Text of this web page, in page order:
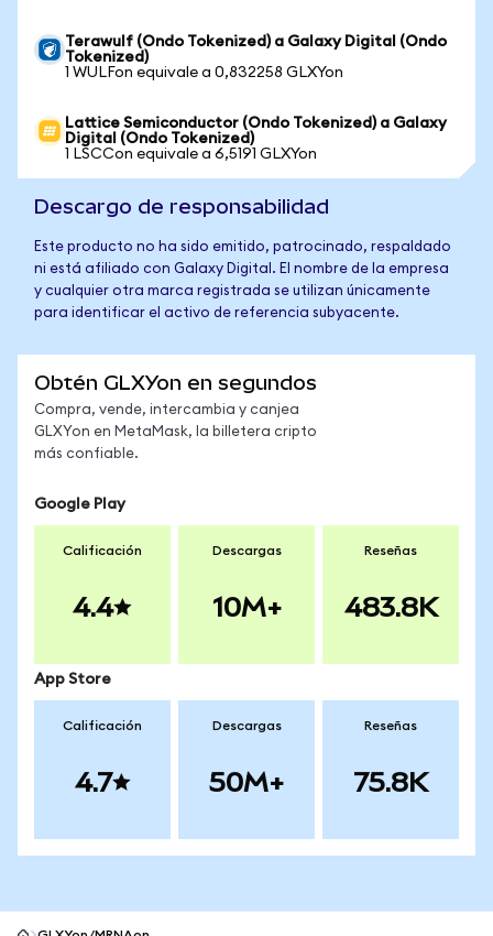
Terawulf (Ondo Tokenized) a Galaxy Digital (Ondo
Tokenized)
1 WULFon equivale a 0,832258 GLXYon
Lattice Semiconductor (Ondo Tokenized) a Galaxy
Digital (Ondo Tokenized)
1 LSCCon equivale a 6,5191 GLXYon
Descargo de responsabilidad
Este producto no ha sido emitido, patrocinado, respaldado
ni está afiliado con Galaxy Digital. El nombre de la empresa
y cualquier otra marca registrada se utilizan únicamente
para identificar el activo de referencia subyacente.
Obtén GLXYon en segundos
Compra, vende, intercambia y canjea
GLXYon en MetaMask, la billetera cripto
más confiable.
Google Play
Calificación
4.4
Descargas
10M+
Reseñas
483.8K
App Store
Calificación
4.7
Descargas
50M+
Reseñas
75.8K